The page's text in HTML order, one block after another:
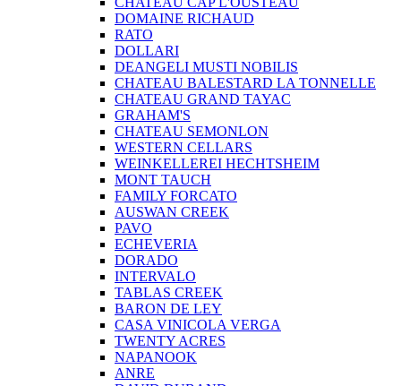
DOMAINE RICHAUD
RATO
DOLLARI
DEANGELI MUSTI NOBILIS
CHATEAU BALESTARD LA TONNELLE
CHATEAU GRAND TAYAC
GRAHAM'S
CHATEAU SEMONLON
WESTERN CELLARS
WEINKELLEREI HECHTSHEIM
MONT TAUCH
FAMILY FORCATO
AUSWAN CREEK
PAVO
ECHEVERIA
DORADO
INTERVALO
TABLAS CREEK
BARON DE LEY
CASA VINICOLA VERGA
TWENTY ACRES
NAPANOOK
ANRE